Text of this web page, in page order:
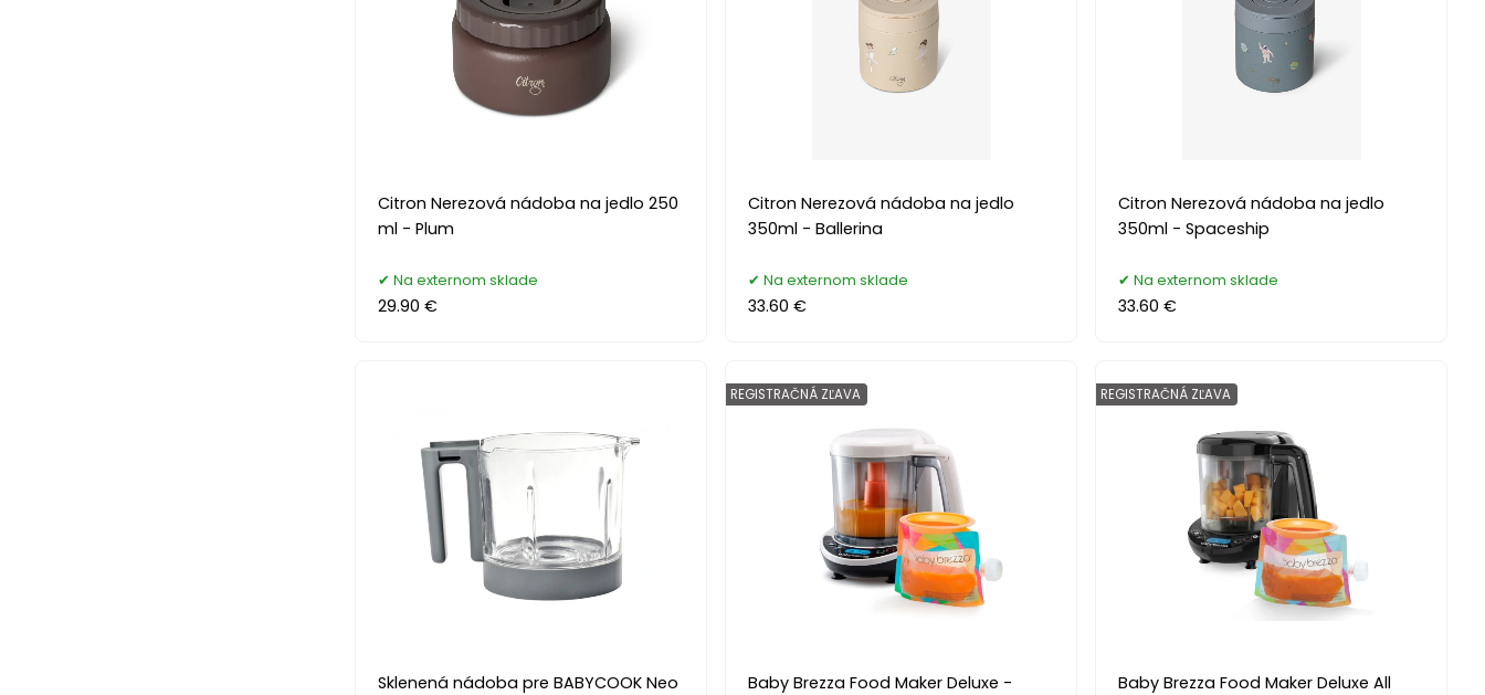
Citron Nerezová nádoba na jedlo 250
ml - Plum
Na externom sklade
29.90 €
Citron Nerezová nádoba na jedlo
350ml - Ballerina
Na externom sklade
33.60 €
Citron Nerezová nádoba na jedlo
350ml - Spaceship
Na externom sklade
33.60 €
Sklenená nádoba pre BABYCOOK Neo
Baby Brezza Food Maker Deluxe -
REGISTRAČNÁ ZĽAVA
Baby Brezza Food Maker Deluxe All
REGISTRAČNÁ ZĽAVA